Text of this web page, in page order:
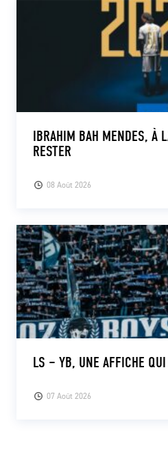
08 Août 2026
IBRAHIM BAH MENDES, À
RESTER
07 Août 2026
LS – YB, UNE AFFICHE